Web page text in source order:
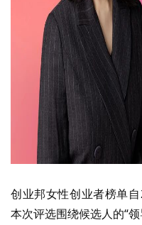
创业邦女性创业者榜单自
本次评选围绕候选人的“